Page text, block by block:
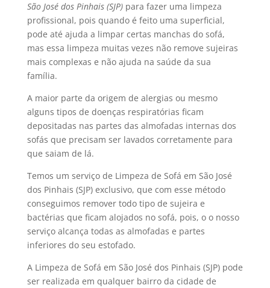
São José dos Pinhais (SJP)para fazer uma limpeza
profissional, pois quando é feito uma superficial,
pode até ajuda a limpar certas manchas do sofá,
mas essa limpeza muitas vezes não remove sujeiras
mais complexas e não ajuda na saúde da sua
família.
A maior parte da origem de alergias ou mesmo
alguns tipos de doenças respiratórias ficam
depositadas nas partes das almofadas internas dos
sofás que precisam ser lavados corretamente para
que saiam de lá.
Temos um serviço de Limpeza de Sofá em São José
dos Pinhais (SJP) exclusivo, que com esse método
conseguimos remover todo tipo de sujeira e
bactérias que ficam alojados no sofá, pois, o o nosso
serviço alcança todas as almofadas e partes
inferiores do seu estofado.
A Limpeza de Sofá em São José dos Pinhais (SJP) pode
ser realizada em qualquer bairro da cidade de